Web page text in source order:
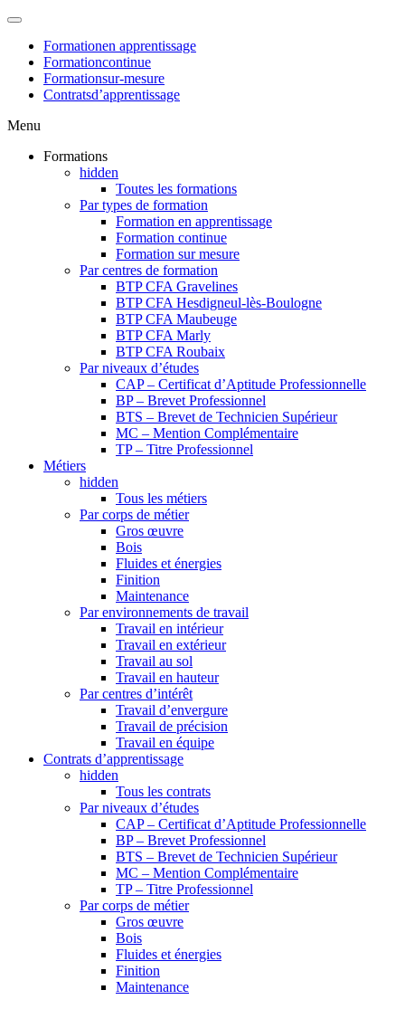
Formationen apprentissage
Formationcontinue
Formationsur-mesure
Contratsd’apprentissage
Menu
Formations
hidden
Toutes les formations
Par types de formation
Formation en apprentissage
Formation continue
Formation sur mesure
Par centres de formation
BTP CFA Gravelines
BTP CFA Hesdigneul-lès-Boulogne
BTP CFA Maubeuge
BTP CFA Marly
BTP CFA Roubaix
Par niveaux d’études
CAP – Certificat d’Aptitude Professionnelle
BP – Brevet Professionnel
BTS – Brevet de Technicien Supérieur
MC – Mention Complémentaire
TP – Titre Professionnel
Métiers
hidden
Tous les métiers
Par corps de métier
Gros œuvre
Bois
Fluides et énergies
Finition
Maintenance
Par environnements de travail
Travail en intérieur
Travail en extérieur
Travail au sol
Travail en hauteur
Par centres d’intérêt
Travail d’envergure
Travail de précision
Travail en équipe
Contrats d’apprentissage
hidden
Tous les contrats
Par niveaux d’études
CAP – Certificat d’Aptitude Professionnelle
BP – Brevet Professionnel
BTS – Brevet de Technicien Supérieur
MC – Mention Complémentaire
TP – Titre Professionnel
Par corps de métier
Gros œuvre
Bois
Fluides et énergies
Finition
Maintenance